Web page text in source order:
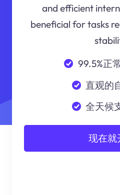
and efficient
beneficial for tasks
99.5%正
直观的
全天候
现在就